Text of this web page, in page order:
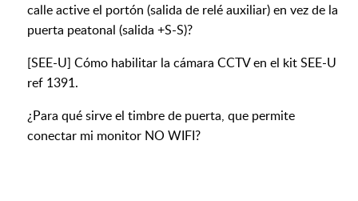
calle active el portón (salida de relé auxiliar) en vez de la
puerta peatonal (salida +S-S)?
[SEE-U] Cómo habilitar la cámara CCTV en el kit SEE-U
ref 1391.
¿Para qué sirve el timbre de puerta, que permite
conectar mi monitor NO WIFI?